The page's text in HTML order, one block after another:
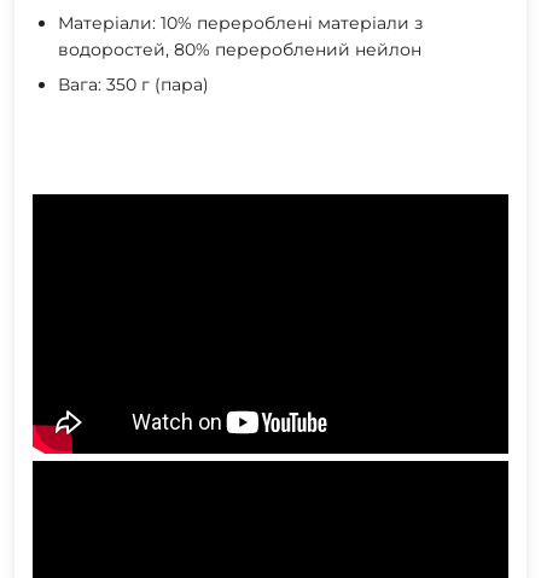
Матеріали: 10% перероблені матеріали з
водоростей, 80% перероблений нейлон
Вага: 350 г (пара)